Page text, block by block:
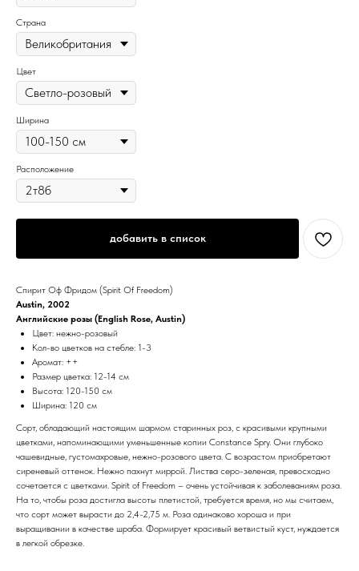
Страна
Цвет
Ширина
Расположение
добавить в список
Спирит Оф Фридом (Spirit Of Freedom)
Austin, 2002
Английские розы (English Rose, Austin)
Цвет: нежно-розовый
Кол-во цветков на стебле: 1-3
Аромат: ++
Размер цветка: 12-14 см
Высота: 120-150 см
Ширина: 120 см
Сорт, обладающий настоящим шармом старинных роз, с красивыми крупными
цветками, напоминающими уменьшенные копии Constance Spry. Они глубоко
чашевидные, густомахровые, нежно-розового цвета. С возрастом приобретают
сиреневый оттенок. Нежно пахнут миррой. Листва серо-зеленая, превосходно
сочетается с цветками. Spirit of Freedom – очень устойчивая к заболеваниям роза.
На то, чтобы роза достигла высоты плетистой, требуется время, но мы считаем,
что сорт может вырасти до 2,4-2,75 м. Роза одинаково хороша и при
выращивании в качестве шраба. Формирует красивый ветвистый куст, нуждается
в легкой обрезке.